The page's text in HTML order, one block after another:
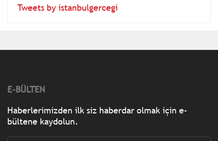
Tweets by istanbulgercegi
E-BÜLTEN
Haberlerimizden ilk siz haberdar olmak için e-
bültene kaydolun.